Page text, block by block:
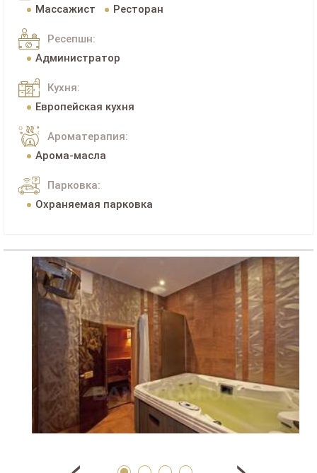
Массажист Ресторан
Ресепшн:
Администратор
Кухня:
Европейская кухня
Ароматерапия:
Арома-масла
Парковка:
Охраняемая парковка